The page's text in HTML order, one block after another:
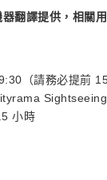
翻譯提供，相關
（請務必提前
小時